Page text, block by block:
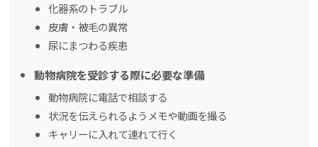
化器系のトラブル
皮膚・被毛の異常
尿にまつわる疾患
動物病院を受診する際に必要な準備
動物病院に電話で相談する
状況を伝えられるようメモや動画を撮る
キャリーに入れて連れて行く